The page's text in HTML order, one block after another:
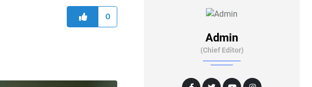
0
Admin
(Chief Editor)